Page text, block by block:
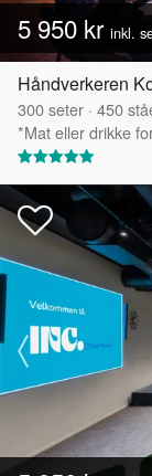
5 950 kr inkl.
Håndverkeren
300seter · 450
*Mat eller drikke